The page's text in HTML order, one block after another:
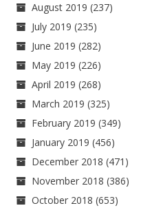
August 2019 (237)
July 2019 (235)
June 2019 (282)
May 2019 (226)
April 2019 (268)
March 2019 (325)
February 2019 (349)
January 2019 (456)
December 2018 (471)
November 2018 (386)
October 2018 (653)